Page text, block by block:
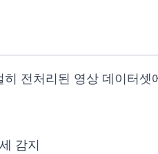
전처리된 영상 데이터
감지